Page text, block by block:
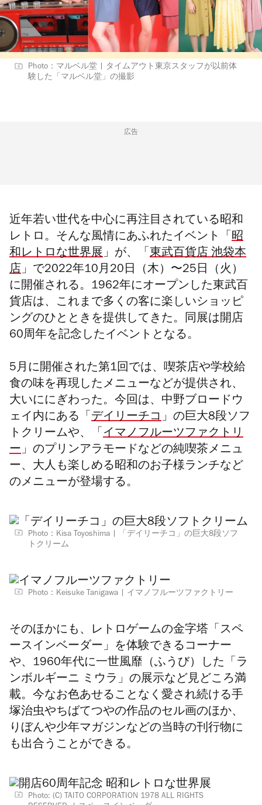
Photo：マルベル堂 | タイムアウト東京スタッフが以前体
験した「マルベル堂」の撮影
広告
近年若い世代を中心に再注目されている昭和
レトロ。そんな風情にあふれたイベント「 昭
和レトロな世界展」が、「 東武百貨店 池袋本
店」で2022年10月20日（木）〜25日（火）
に開催される。1962年にオープンした東武百
貨店は、 これまで多くの客に楽しいショッピ
ングのひとときを提供してきた。同展は開店
60周年を記念したイベントとなる。
5月に開催された第1回では、喫茶店や学校給
食の味を再現したメニューなどが提供され、
大いににぎわった。今回は、中野ブロードウ
ェイ内にある「 デイリーチコ」の巨大8段ソフ
トクリームや、「 イマノフルーツファクトリ
ー」の プリンアラモードなどの純喫茶メニュ
ー、大人も楽しめる昭和のお子様ランチなど
のメニューが登場する。
Photo：Kisa Toyoshima
「デイリーチコ」の巨大8段ソフ
トクリーム
Photo：Keisuke Tanigawa イマノフルーツファクトリー
そのほかにも、レトロゲームの金字塔「スペ
ースインベーダー」を体験できるコーナー
や、1960年代に一世風靡（ふうび）した「ラ
ンボルギーニ ミウラ」の展示など見どころ満
載。今なお色あせることなく愛され続ける手
塚治虫やちばてつやの作品のセル画のほか、
りぼんや少年マガジンなどの当時の刊行物に
も出合うことができる。
Photo: (C) TAITO CORPORATION 1978 ALL RIGHTS